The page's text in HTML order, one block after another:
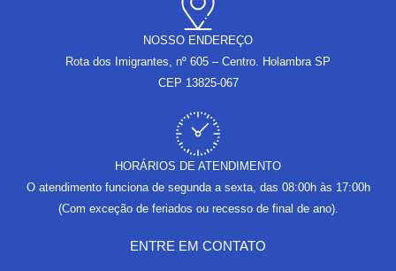
NOSSO ENDEREÇO
Rota dos Imigrantes, nº 605 – Centro. Holambra SP
CEP 13825-067
HORÁRIOS DE ATENDIMENTO
O atendimento funciona de segunda a sexta, das 08:00h às 17:00h
(Com exceção de feriados ou recesso de final de ano).
ENTRE EM CONTATO